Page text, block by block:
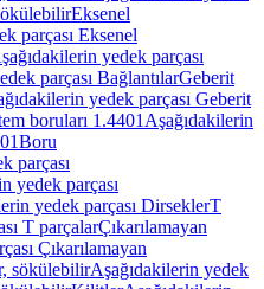
Eksenel
parçası Eksenel
yedek parçası
parçası BağlantılarGeberit
yedek parçası Geberit
boruları 1.4401 Aşağıdakilerin
Boru
parçası
yedek parçası
yedek parçası DirseklerT
T parçalarÇıkarılamayan
Çıkarılamayan
sökülebilirAşağıdakilerin yedek